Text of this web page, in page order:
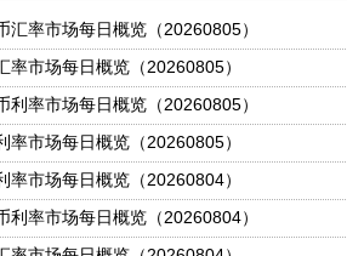
汇率市场每日概览（20260805）
率市场每日概览（20260805）
利率市场每日概览（20260805）
率市场每日概览（20260805）
率市场每日概览（20260804）
利率市场每日概览（20260804）